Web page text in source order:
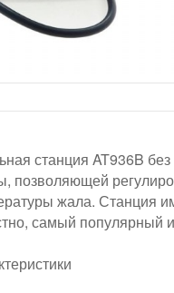
станция AT936B
позволяющей
жала. Станция
самый популярный